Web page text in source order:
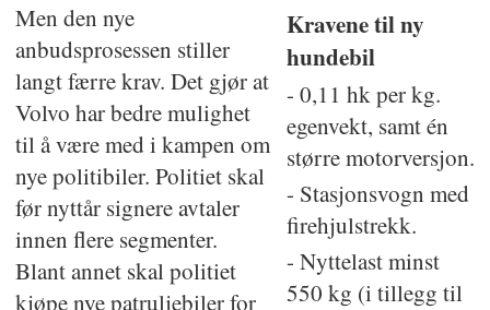
Kravene til ny
hundebil
- 0,11 hk per kg.
egenvekt, samt én
større motorversjon.
- Stasjonsvogn med
firehjulstrekk.
- Nyttelast minst
550 kg (i tillegg til
Men den nye
anbudsprosessen stiller
langt færre krav. Det gjør at
Volvo har bedre mulighet
til å være med i kampen om
nye politibiler. Politiet skal
før nyttår signere avtaler
innen flere segmenter.
Blant annet skal politiet
kjøpe nye patruljebiler for